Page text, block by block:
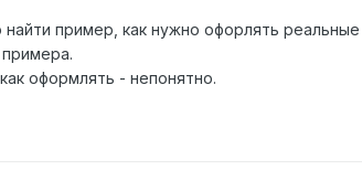
пример, как нужно офорлять
оформлять - непонятно.